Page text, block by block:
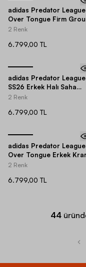
adidas Predator
Over Tongue Firm
Erkek Krampon
2 Renk
6.799,00 TL
adidas Predator
SS26 Erkek Halı Saha
Ayakkabısı
2 Renk
6.799,00 TL
adidas Predator
Over Tongue Erkek
2 Renk
6.799,00 TL
44